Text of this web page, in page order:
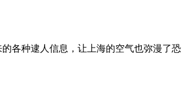
各种逮人信息，让上海的空气也弥漫了恐